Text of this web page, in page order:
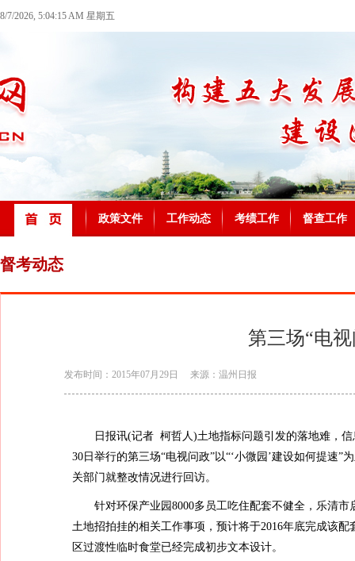
8/7/2026, 5:04:15 AM 星期五
政策文件 工作动态 考绩工作 督查工作
督考动态
第三场“电
发布时间：2015年07月29日 来源：温州日报
日报讯(记者 柯哲人)土地指标问题引发的落地难，信
30日举行的第三场“电视问政”以“‘小微园’建设如何提速
关部门就整改情况进行回访。
针对环保产业园8000多员工吃住配套不健全，乐清市
土地招拍挂的相关工作事项，预计将于2016年底完成该
区过渡性临时食堂已经完成初步文本设计。